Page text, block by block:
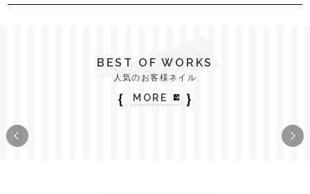
BEST OF WORKS
人気のお客様ネイル
｛ MORE ｝